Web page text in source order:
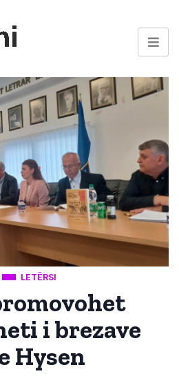
LETËRSI
i brezave
Hysen